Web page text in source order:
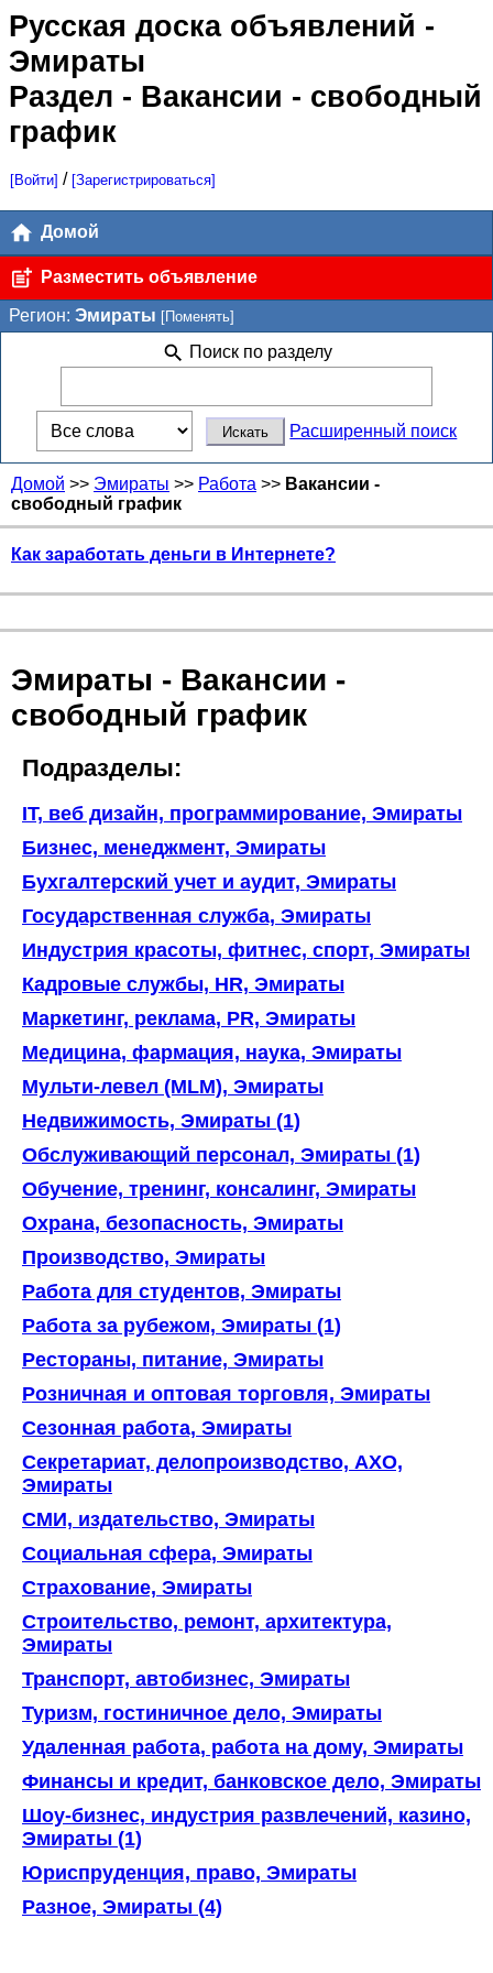
Русская доска объявлений -
Эмираты
Раздел - Вакансии - свободный
график
[Войти] / [Зарегистрироваться]
Домой
Разместить объявление
Регион: Эмираты [Поменять]
Поиск по разделу
Расширенный поиск
Домой >> Эмираты >> Работа >> Вакансии -
свободный график
Как заработать деньги в Интернете?
Эмираты - Вакансии -
свободный график
Подразделы:
IT, веб дизайн, программирование, Эмираты
Бизнес, менеджмент, Эмираты
Бухгалтерский учет и аудит, Эмираты
Государственная служба, Эмираты
Индустрия красоты, фитнес, спорт, Эмираты
Кадровые службы, HR, Эмираты
Маркетинг, реклама, PR, Эмираты
Медицина, фармация, наука, Эмираты
Мульти-левел (MLM), Эмираты
Недвижимость, Эмираты (1)
Обслуживающий персонал, Эмираты (1)
Обучение, тренинг, консалинг, Эмираты
Охрана, безопасность, Эмираты
Производство, Эмираты
Работа для студентов, Эмираты
Работа за рубежом, Эмираты (1)
Рестораны, питание, Эмираты
Розничная и оптовая торговля, Эмираты
Сезонная работа, Эмираты
Секретариат, делопроизводство, АХО,
Эмираты
СМИ, издательство, Эмираты
Социальная сфера, Эмираты
Страхование, Эмираты
Строительство, ремонт, архитектура,
Эмираты
Транспорт, автобизнес, Эмираты
Туризм, гостиничное дело, Эмираты
Удаленная работа, работа на дому, Эмираты
Финансы и кредит, банковское дело, Эмираты
Шоу-бизнес, индустрия развлечений, казино,
Эмираты (1)
Юриспруденция, право, Эмираты
Разное, Эмираты (4)